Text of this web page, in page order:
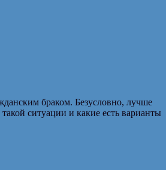
браком. Безусловно, лучше
ситуации и какие есть варианты